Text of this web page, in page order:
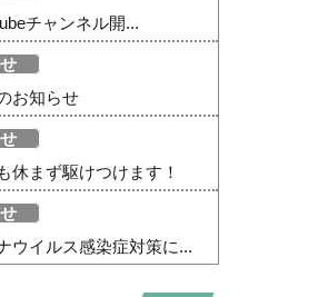
チャンネル開...
お知らせ
休まず駆けつけます！
ウイルス感染症対策に...